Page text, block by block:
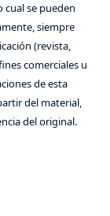
cual se pueden
siempre
(revista,
comerciales u
de esta
del material,
del original.